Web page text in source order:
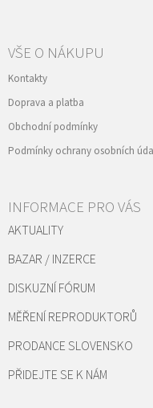
VŠE O NÁKUPU
Kontakty
Doprava a platba
Obchodní podmínky
Podmínky ochrany osobních
INFORMACE PRO VÁS
AKTUALITY
BAZAR / INZERCE
DISKUZNÍ FÓRUM
MĚŘENÍ REPRODUKTORŮ
PRODANCE SLOVENSKO
PŘIDEJTE SE K NÁM